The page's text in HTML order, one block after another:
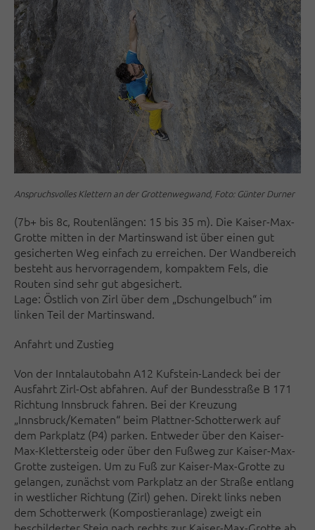
Anspruchsvolles Klettern an der Grottenwegwand, Foto: Günter Durner
(7b+ bis 8c, Routenlängen: 15 bis 35 m). Die Kaiser-Max-
Grotte mitten in der Martinswand ist über einen gut
gesicherten Weg einfach zu erreichen. Der Wandbereich
besteht aus hervorragendem, kompaktem Fels, die
Routen sind sehr gut abgesichert.
Lage: Östlich von Zirl über dem „Dschungelbuch“ im
linken Teil der Martinswand.
Anfahrt und Zustieg
Von der Inntalautobahn A12 Kufstein-Landeck bei der
Ausfahrt Zirl-Ost abfahren. Auf der Bundesstraße B 171
Richtung Innsbruck fahren. Bei der Kreuzung
„Innsbruck/Kematen“ beim Plattner-Schotterwerk auf
dem Parkplatz (P4) parken. Entweder über den Kaiser-
Max-Klettersteig oder über den Fußweg zur Kaiser-Max-
Grotte zusteigen. Um zu Fuß zur Kaiser-Max-Grotte zu
gelangen, zunächst vom Parkplatz an der Straße entlang
in westlicher Richtung (Zirl) gehen. Direkt links neben
dem Schotterwerk (Kompostieranlage) zweigt ein